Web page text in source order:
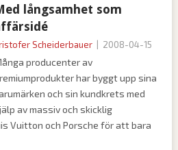
långsamhet som
Scheiderbauer 2008-04-15
producenter av
har byggt upp sina
och sin kundkrets med
av massiv och skicklig
Vuitton och Porsche för att bara